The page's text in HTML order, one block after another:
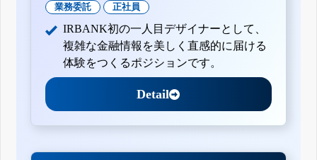
業務委託 正社員
IRBANK初の一人目デザイナーとして、
複雑な金融情報を美しく直感的に届ける
体験をつくるポジションです。
Detail